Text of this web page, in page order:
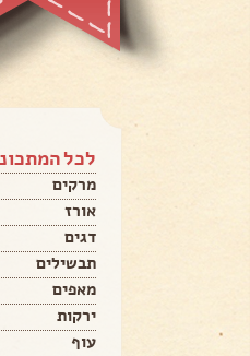
לכל
מרקים
אורז
דגים
תבשילים
מאפים
ירקות
עוף